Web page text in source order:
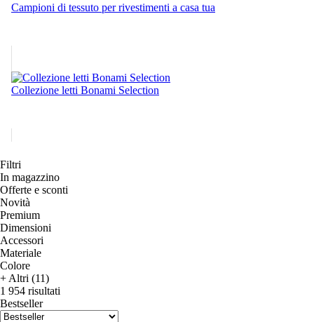
Campioni di tessuto per rivestimenti a casa tua
Collezione letti Bonami Selection
Filtri
In magazzino
Offerte e sconti
Novità
Premium
Dimensioni
Accessori
Materiale
Colore
+ Altri (11)
1 954 risultati
Bestseller